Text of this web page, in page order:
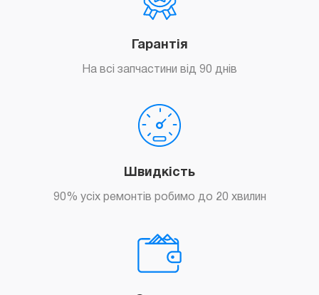
Гарантія
На всі запчастини від 90 днів
Швидкість
90% усіх ремонтів робимо до 20 хвилин